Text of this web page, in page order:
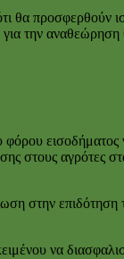
θα προσφερθούν
την αναθεώρηση
στους αγρότες
στην
να